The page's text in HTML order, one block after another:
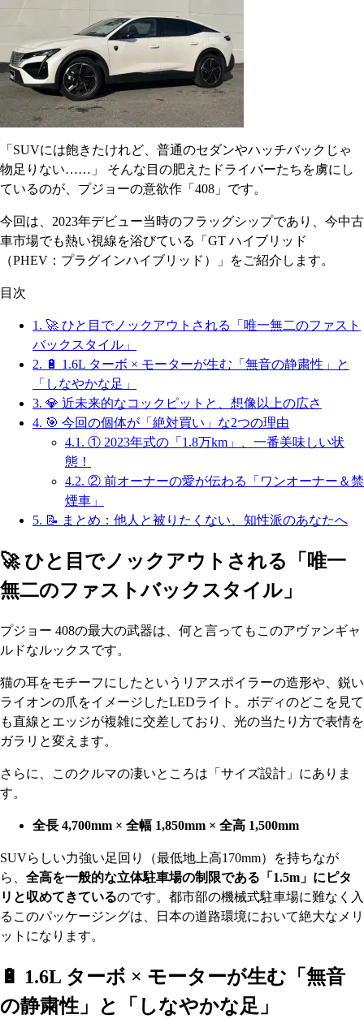
「SUVには飽きたけれど、普通のセダンやハッチバックじゃ
物足りない……」 そんな目の肥えたドライバーたちを虜にし
ているのが、プジョーの意欲作「408」です。
今回は、2023年デビュー当時のフラッグシップであり、今中古
車市場でも熱い視線を浴びている「GT ハイブリッド
（PHEV：プラグインハイブリッド）」をご紹介します。
目次
1. 🚀 ひと目でノックアウトされる「唯一無二のファスト
バックスタイル」
2. 🔋 1.6L ターボ × モーターが生む「無音の静粛性」と
「しなやかな足」
3. 💎 近未来的なコックピットと、想像以上の広さ
4. 🎯 今回の個体が「絶対買い」な2つの理由
4.1. ① 2023年式の「1.8万km」、一番美味しい状
態！
4.2. ② 前オーナーの愛が伝わる「ワンオーナー＆禁
煙車」
5. 📝 まとめ：他人と被りたくない、知性派のあなたへ
🚀 ひと目でノックアウトされる「唯一
無二のファストバックスタイル」
プジョー 408の最大の武器は、何と言ってもこのアヴァンギャ
ルドなルックスです。
猫の耳をモチーフにしたというリアスポイラーの造形や、鋭い
ライオンの爪をイメージしたLEDライト。ボディのどこを見て
も直線とエッジが複雑に交差しており、光の当たり方で表情を
ガラリと変えます。
さらに、このクルマの凄いところは「サイズ設計」にありま
す。
全長 4,700mm × 全幅 1,850mm × 全高 1,500mm
SUVらしい力強い足回り（最低地上高170mm）を持ちなが
ら、 全高を一般的な立体駐車場の制限である「1.5m」にピタ
リと収めてきているのです。都市部の機械式駐車場に難なく入
るこのパッケージングは、日本の道路環境において絶大なメリ
ットになります。
🔋 1.6L ターボ × モーターが生む「無音
の静粛性」と「しなやかな足」